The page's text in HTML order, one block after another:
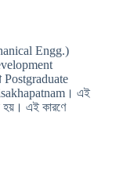
Engg.)
Postgraduate
এই
হয়। এই কারণে